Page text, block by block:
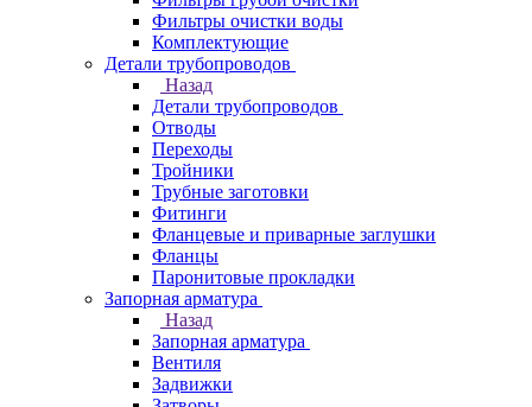
Фильтры очистки воды
Комплектующие
Детали трубопроводов
Назад
Детали трубопроводов
Отводы
Переходы
Тройники
Трубные заготовки
Фитинги
Фланцевые и приварные заглушки
Фланцы
Паронитовые прокладки
Запорная арматура
Назад
Запорная арматура
Вентиля
Задвижки